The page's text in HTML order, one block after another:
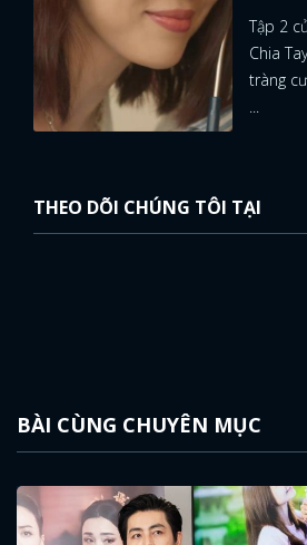
Tập 2
Chia
tràng
...
THEO DÕI CHÚNG TÔI TẠI
BÀI CÙNG CHUYÊN MỤC